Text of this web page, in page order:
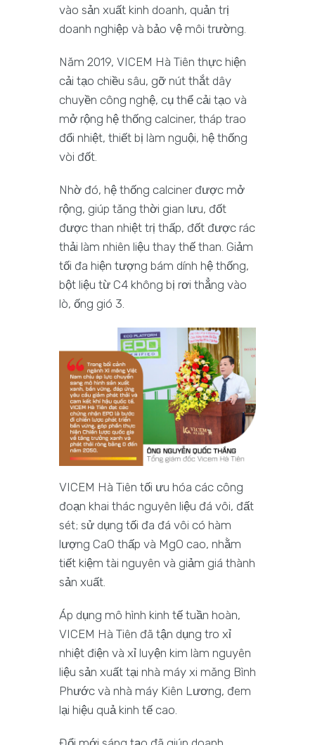
vào sản xuất kinh doanh, quản trị
doanh nghiệp và bảo vệ môi trường.
Năm 2019, VICEM Hà Tiên thực hiện
cải tạo chiều sâu, gỡ nút thắt dây
chuyền công nghệ, cụ thể cải tạo và
mở rộng hệ thống calciner, tháp trao
đổi nhiệt, thiết bị làm nguội, hệ thống
vòi đốt.
Nhờ đó, hệ thống calciner được mở
rộng, giúp tăng thời gian lưu, đốt
được than nhiệt trị thấp, đốt được rác
thải làm nhiên liệu thay thế than. Giảm
tối đa hiện tượng bám dính hệ thống,
bột liệu từ C4 không bị rơi thẳng vào
lò, ống gió 3.
VICEM Hà Tiên tối ưu hóa các công
đoạn khai thác nguyên liệu đá vôi, đất
sét; sử dụng tối đa đá vôi có hàm
lượng CaO thấp và MgO cao, nhằm
tiết kiệm tài nguyên và giảm giá thành
sản xuất.
Áp dụng mô hình kinh tế tuần hoàn,
VICEM Hà Tiên đã tận dụng tro xỉ
nhiệt điện và xỉ luyện kim làm nguyên
liệu sản xuất tại nhà máy xi măng Bình
Phước và nhà máy Kiên Lương, đem
lại hiệu quả kinh tế cao.